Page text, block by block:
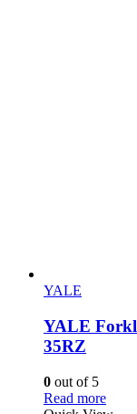
YALE
YALE
35RZ
0 out of 5
Read more